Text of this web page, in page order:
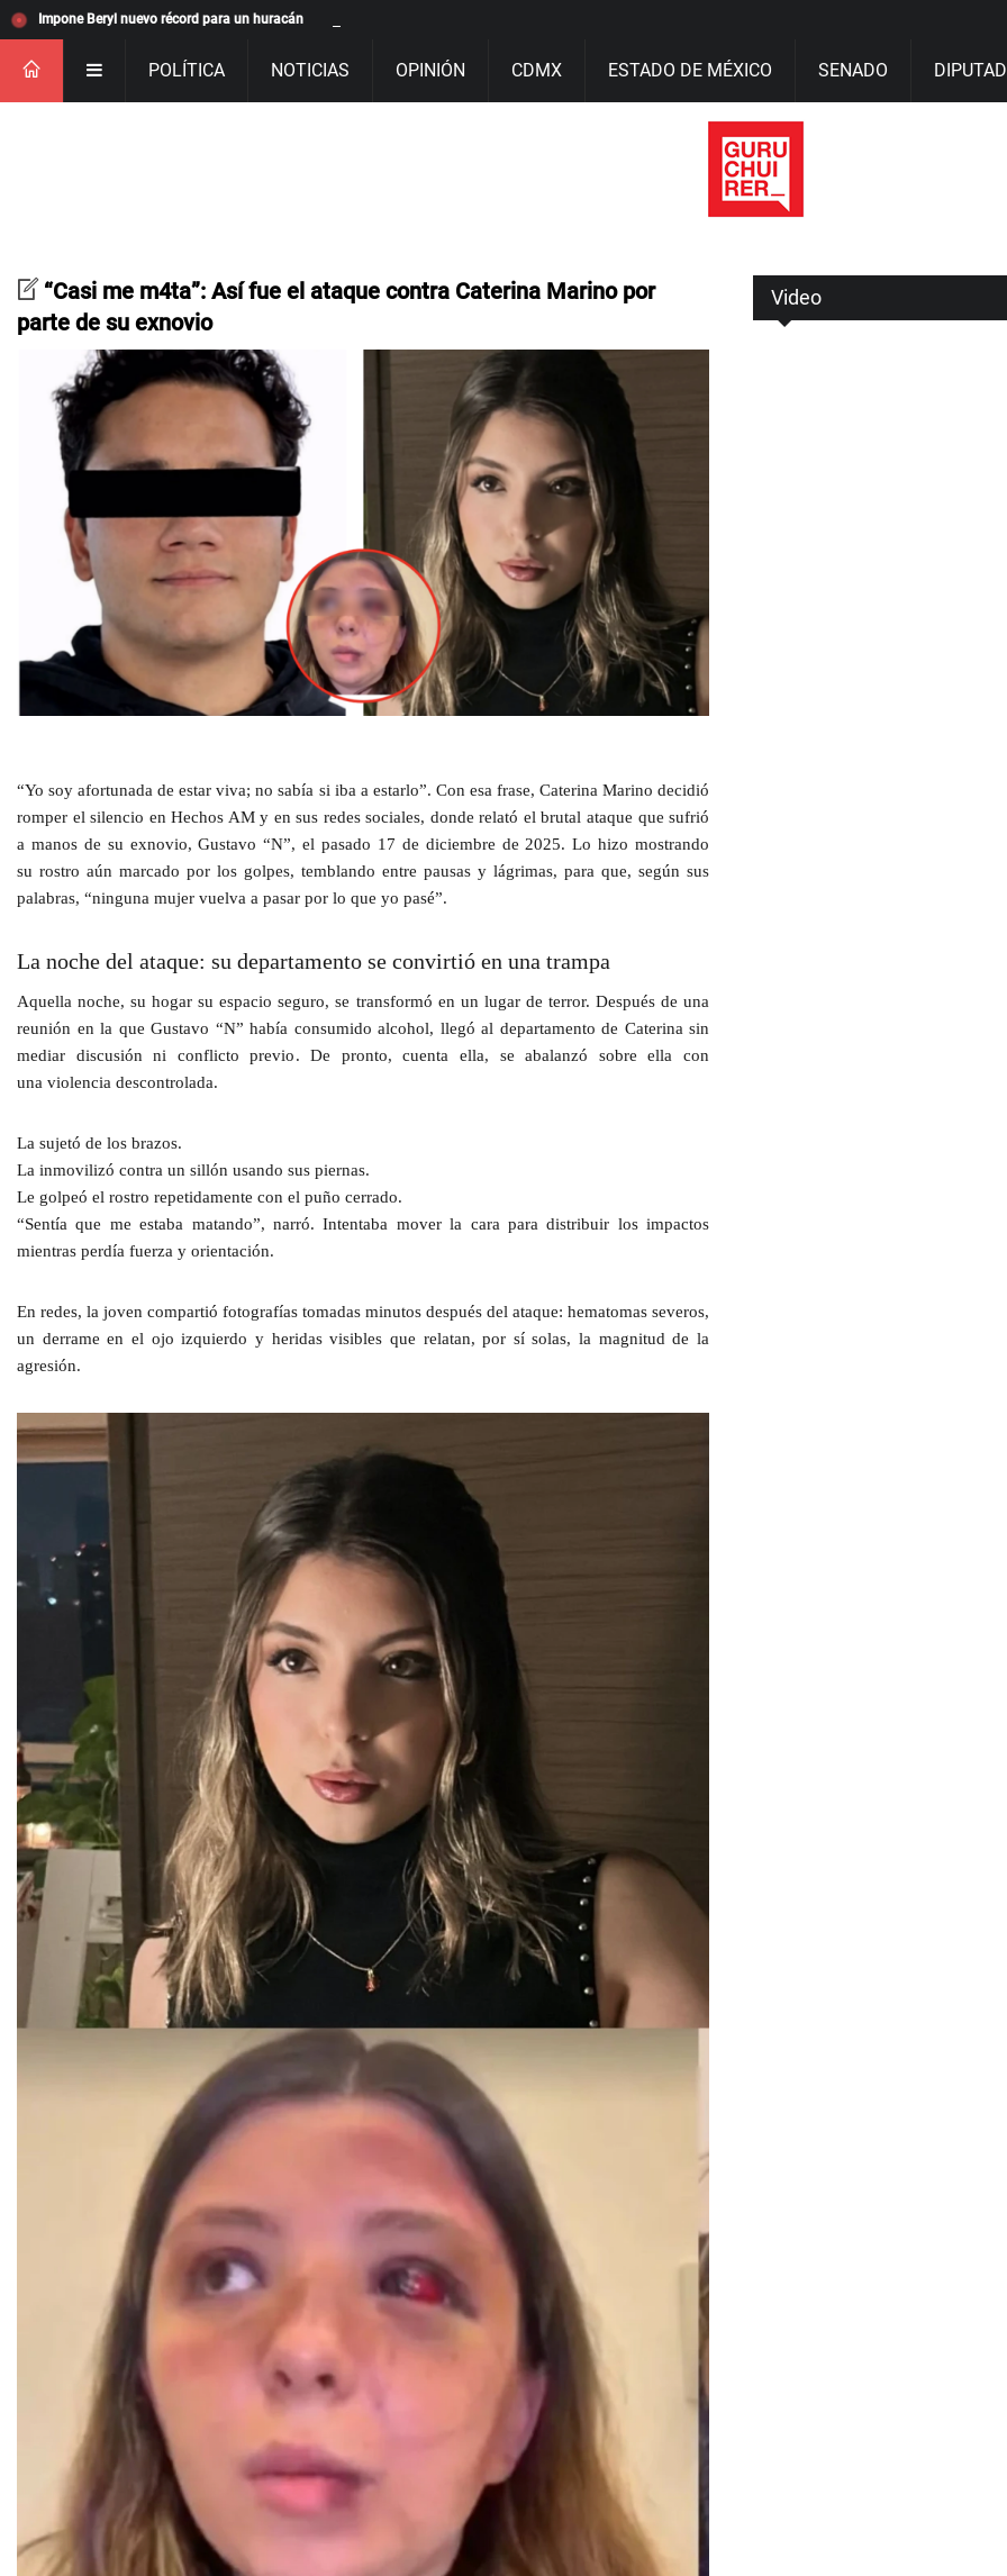
Impone Beryl nuevo récord para un huracán
POLÍTICA NOTICIAS OPINIÓN CDMX ESTADO DE MÉXICO SENADO
“Casi me m4ta”: Así fue el ataque contra Caterina Marino por
parte de su exnovio
“Yo soy afortunada de estar viva; no sabía si iba a estarlo”. Con esa frase, Caterina Marino decidió
romper el silencio enHechos AMy en sus redes sociales, donde relató el brutal ataque que sufrió
a manos de su exnovio,Gustavo “N”, el pasado 17 de diciembre de 2025. Lo hizo mostrando
surostro aún marcado por los golpes, temblando entre pausas y lágrimas, para que, según sus
palabras, “ninguna mujer vuelva a pasar por lo que yo pasé”.
La noche del ataque: su departamento se convirtió en una trampa
Aquella noche, su hogar su espacio seguro, se transformó en un lugar de terror. Después de una
reunión en la que Gustavo “N” había consumido alcohol, llegó al departamento de Caterinasin
mediar discusión ni conflicto previo. De pronto, cuenta ella, se abalanzó sobre ella con
una violencia descontrolada.
La sujetó de los brazos.
La inmovilizó contra un sillón usando sus piernas.
Le golpeó el rostro repetidamente con el puño cerrado.
“Sentía que me estaba matando”, narró. Intentaba mover la cara para distribuir los impactos
mientras perdía fuerza y orientación.
En redes, la joven compartió fotografías tomadasminutos después del ataque: hematomas severos,
un derrame en el ojo izquierdo y heridas visibles que relatan, por sí solas, la magnitud de la
agresión.
Video